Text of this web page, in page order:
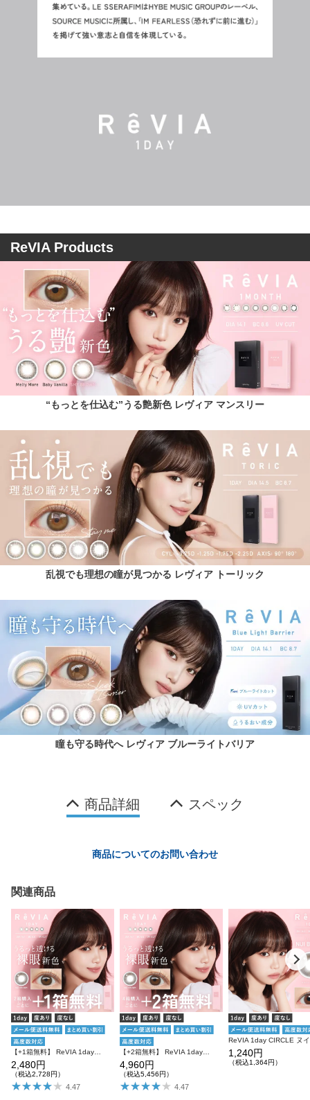
ReVIA Products
“もっとを仕込む”うる艶新色 レヴィア マンスリー
乱視でも理想の瞳が見つかる レヴィア トーリック
瞳も守る時代へ レヴィア ブルーライトバリア
商品詳細 スペック
商品についてのお問い合わせ
関連商品
2,480円
（税込2,728円）
4.47
4,960円
（税込5,456円）
4.47
1,240円
（税込1,364円）